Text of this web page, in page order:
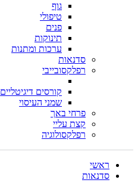
גוף
טיפולי
פנים
תינוקות
ערכות ומתנות
סדנאות
רפלקסובייבי
קורסים דיגיטליים
שמני העיסוי
פרחי באך
קצת עליי
רפלקסולוגיה
ראשי
סדנאות